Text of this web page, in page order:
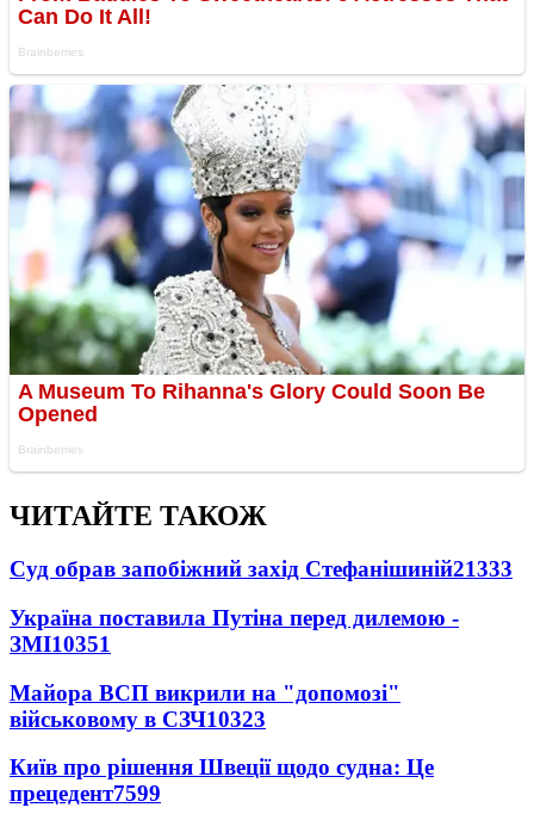
ЧИТАЙТЕ ТАКОЖ
Суд обрав запобіжний захід Стефанішиній21333
Україна поставила Путіна перед дилемою -
ЗМІ10351
Майора ВСП викрили на "допомозі"
військовому в СЗЧ10323
Київ про рішення Швеції щодо судна: Це
прецедент7599